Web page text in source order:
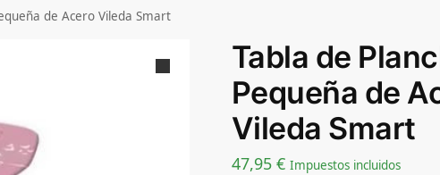
de Acero Vileda Smart
Tabla de
Pequeña de
Vileda Smart
47,95 € Impuestos incluidos